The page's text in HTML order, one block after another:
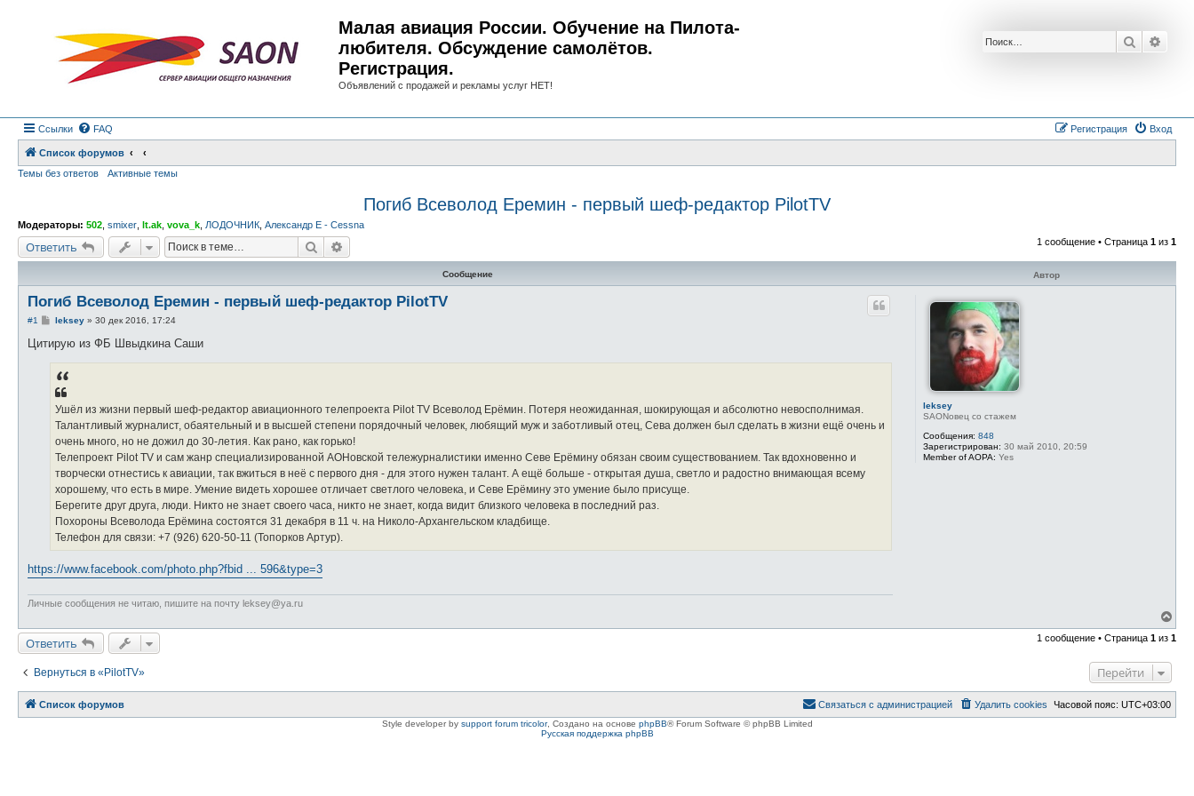
Малая авиация России. Обучение на Пилота-
любителя. Обсуждение самолётов.
Регистрация.
Объявлений с продажей и рекламы услуг НЕТ!
Поиск
Ссылки FAQ Вход
Регистрация
Список форумов
Темы без ответов
Активные темы
Погиб Всеволод Еремин - первый шеф-редактор PilotTV
Модераторы: 502 smixer lt.ak vova_k ЛОДОЧНИК Александр E - Cessna
Ответить Поиск 1 сообщение • Страница 1 из 1
Сообщение Автор
leksey
SAONовец со стажем
Сообщения: 848
Зарегистрирован: 30 май 2010, 20:59
Member of AOPA: Yes
Погиб Всеволод Еремин - первый шеф-редактор PilotTV
#1
С
о
б
щ
е
leksey» 30 дек 2016, 17:24
Цитирую из ФБ Швыдкина Саши
Ушёл из жизни первый шеф-редактор авиационного телепроекта Pilot TV Всеволод Ерёмин. Потеря неожиданная, шокирующая и абсолютно невосполнимая.
Талантливый журналист, обаятельный и в высшей степени порядочный человек, любящий муж и заботливый отец, Сева должен был сделать в жизни ещё очень и
очень много, но не дожил до 30-летия. Как рано, как горько!
Телепроект Pilot TV и сам жанр специализированной АОНовской тележурналистики именно Севе Ерёмину обязан своим существованием. Так вдохновенно и
творчески отнестись к авиации, так вжиться в неё с первого дня - для этого нужен талант. А ещё больше - открытая душа, светло и радостно внимающая всему
хорошему, что есть в мире. Умение видеть хорошее отличает светлого человека, и Севе Ерёмину это умение было присуще.
Берегите друг друга, люди. Никто не знает своего часа, никто не знает, когда видит близкого человека в последний раз.
Похороны Всеволода Ерёмина состоятся 31 декабря в 11 ч. на Николо-Архангельском кладбище.
Телефон для связи: +7 (926) 620-50-11 (Топорков Артур).
https://www.facebook.com/photo.php?fbid ... 596&type=3
Личные сообщения не читаю, пишите на почту leksey@ya.ru
е
р
ь
я
Ответить 1 сообщение • Страница 1 из 1
Вернуться в «PilotTV» Перейти
Список форумов Часовой пояс: UTC+03:00
Удалить cookies
Связаться с администрацией
Style developer by support forum tricolor, Создано на основе phpBB® Forum Software © phpBB Limited
Русская поддержка phpBB